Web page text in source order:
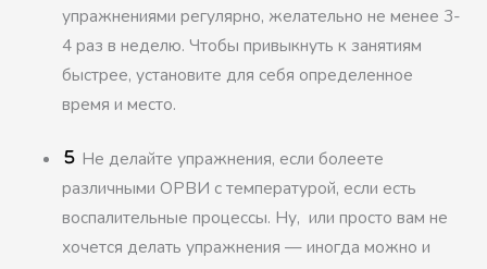
упражнениями регулярно, желательно не менее 3-
4 раз в неделю. Чтобы привыкнуть к занятиям
быстрее, установите для себя определенное
время и место.
Не делайте упражнения, если болеете
различными ОРВИ с температурой, если есть
воспалительные процессы. Ну, или просто вам не
хочется делать упражнения — иногда можно и